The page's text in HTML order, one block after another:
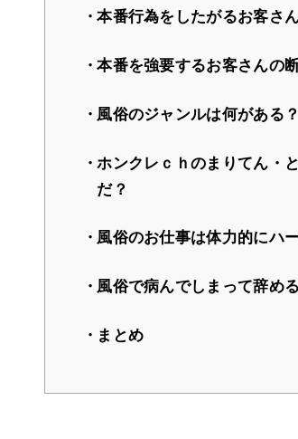
本番行為をしたがるお客さ
本番を強要するお客さんの
風俗のジャンルは何がある？
ホンクレｃｈのまりてん・
だ？
風俗のお仕事は体力的にハ
風俗で病んでしまって辞め
まとめ